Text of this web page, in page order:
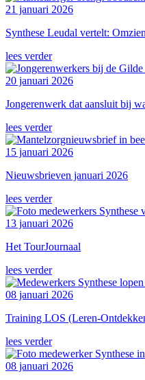
21 januari 2026
Synthese Leudal vertelt:
lees verder
20 januari 2026
Jongerenwerk dat aansluit bij
lees verder
15 januari 2026
Nieuwsbrieven januari 2026
lees verder
13 januari 2026
Het TourJournaal
lees verder
08 januari 2026
Training LOS (Leren-
lees verder
08 januari 2026